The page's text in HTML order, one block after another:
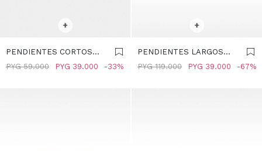
+
PENDIENTES CORTOS
CON RESINA - ROJO
PYG 39.000
PYG 59.000 33
+
PENDIENTES LARGOS
MAXI CON PIEDRAS -
PYG 39.000
PYG 119.000 67